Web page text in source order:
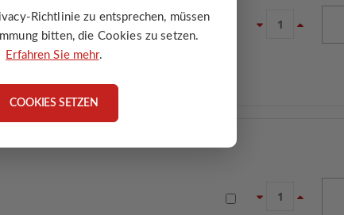
Richtlinie zu entsprechen, müssen
bitten, die Cookies zu setzen.
Erfahren Sie mehr.
COOKIES SETZEN